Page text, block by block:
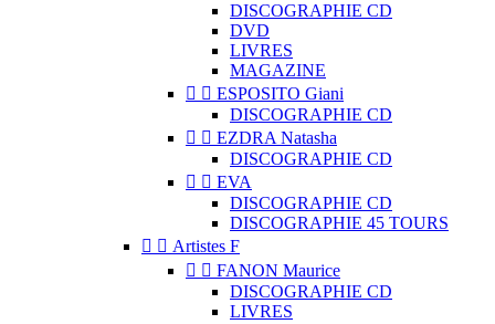
DISCOGRAPHIE CD
DVD
LIVRES
MAGAZINE
  ESPOSITO Giani
DISCOGRAPHIE CD
  EZDRA Natasha
DISCOGRAPHIE CD
  EVA
DISCOGRAPHIE CD
DISCOGRAPHIE 45 TOURS
  Artistes F
  FANON Maurice
DISCOGRAPHIE CD
LIVRES